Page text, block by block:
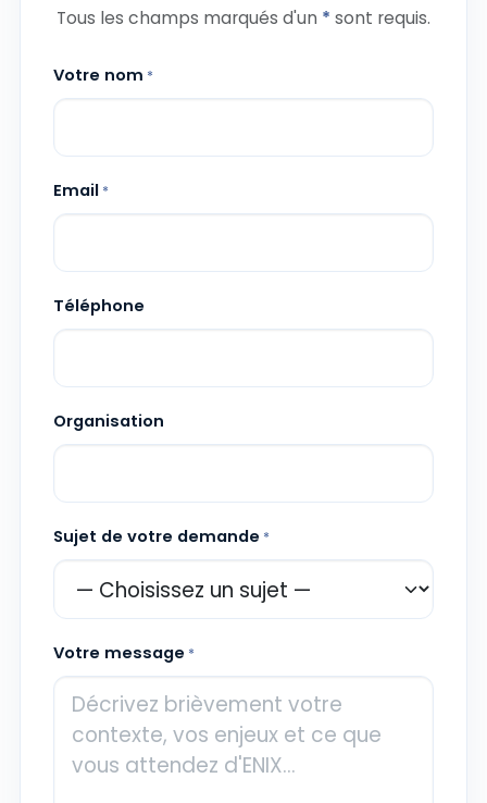
Tous les champs marqués d'un * sont requis.
Votre nom *
Email *
Téléphone
Organisation
Sujet de votre demande *
Votre message *